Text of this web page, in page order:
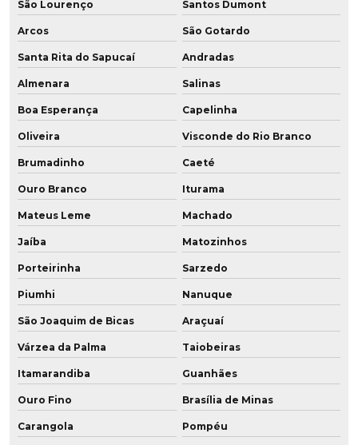
Placa de pu onde comprar
Placas de poliuretano preço
Polia em baixa dureza
Polia em poliuretano
Poliuretano aditivado
Poliuretano aditivado com grafeno
Poliuretano de alta performance
Poliuretano com grafeno
Poliuretano resistente a altas temperaturas
Pu amortecedor
Recondicionamento de peças
Recondicionamento de rodas
São Lourenço Santos Dumont
Arcos São Gotardo
Santa Rita do Sapucaí Andradas
Almenara Salinas
Boa Esperança Capelinha
Oliveira Visconde do Rio Branco
Brumadinho Caeté
Ouro Branco Iturama
Mateus Leme Machado
Jaíba Matozinhos
Porteirinha Sarzedo
Piumhi Nanuque
São Joaquim de Bicas Araçuaí
Várzea da Palma Taiobeiras
Itamarandiba Guanhães
Ouro Fino Brasília de Minas
Carangola Pompéu